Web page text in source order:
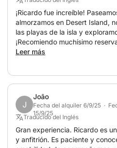
¡Ricardo fue increíble!
almorzamos en Desert Island,
las playas de la isla y
¡Recomiendo muchísimo
Leer más
J
João
Fecha del alquiler 6/9/25 ·
15/9/25
Traducido del Inglés
Gran experiencia. Ricardo es
y anfitrión. Es paciente y